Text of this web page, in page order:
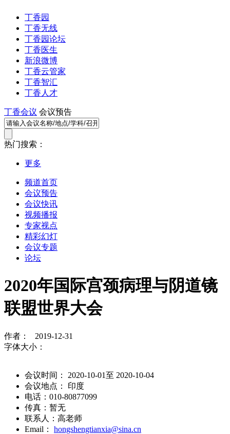
丁香园
丁香无线
丁香园论坛
丁香医生
新浪微博
丁香云管家
丁香智汇
丁香人才
丁香会议 会议预告
热门搜索：
更多
频道首页
会议预告
会议快讯
视频播报
专家视点
精彩幻灯
会议专题
论坛
2020年国际宫颈病理与阴道镜
联盟世界大会
作者： 2019-12-31
字体大小：
会议时间： 2020-10-01至 2020-10-04
会议地点： 印度
电话：010-80877099
传真：暂无
联系人：高老师
Email： hongshengtianxia@sina.cn